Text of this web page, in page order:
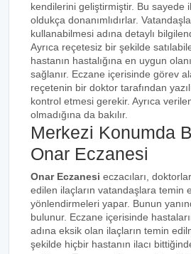
kendilerini geliştirmiştir. Bu sayede
oldukça donanımlıdırlar.
kullanabilmesi adına detaylı
Ayrıca reçetesiz bir şekilde
hastanın hastalığına en uygun
sağlanır. Eczane içerisinde görev
reçetenin bir doktor tarafından
kontrol etmesi gerekir. Ayrıca
olmadığına da bakılır.
Merkezi Konumda
Onar Eczanesi
Onar Eczanesi eczacıları,
edilen ilaçların vatandaşlara temin
yönlendirmeleri yapar. Bunun
bulunur. Eczane içerisinde
adına eksik olan ilaçların temin
şekilde hiçbir hastanın ilacı